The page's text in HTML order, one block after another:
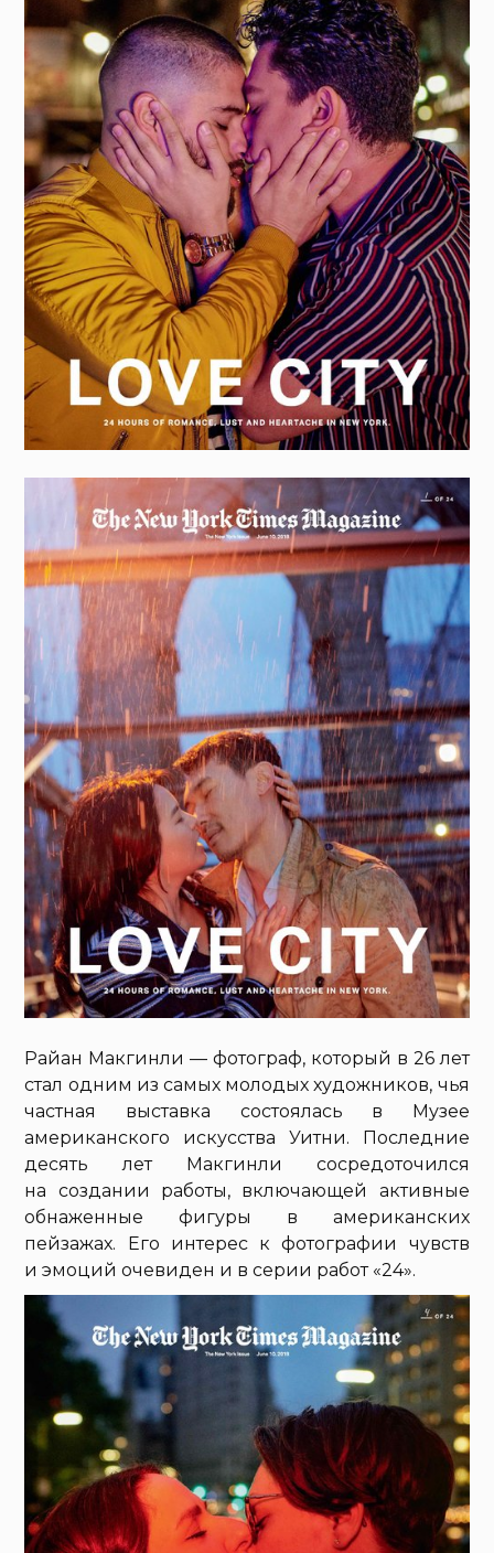
Райан Макгинли — фотограф, который в 26 лет
стал одним из самых молодых художников, чья
частная выставка состоялась в Музее
американского искусства Уитни. Последние
десять лет Макгинли сосредоточился
на создании работы, включающей активные
обнаженные фигуры в американских
пейзажах. Его интерес к фотографии чувств
и эмоций очевиден и в серии работ «24».